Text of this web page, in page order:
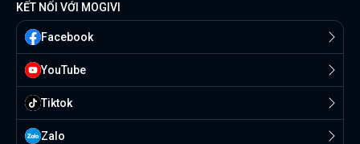
KẾT NỐI VỚI MOGIVI
Facebook
YouTube
Tiktok
Zalo